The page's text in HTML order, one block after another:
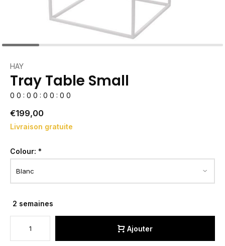
HAY
Tray Table Small
0 0 : 0 0 : 0 0 : 0 0
€199,00
Livraison gratuite
Colour: *
2 semaines
Ajouter